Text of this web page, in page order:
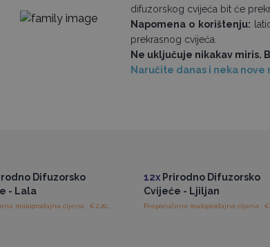
difuzorskog cvijeća bit će
Napomena o korištenju:
prekrasnog cvijeća.
Ne uključuje nikakav miris.
Naručite danas i neka
Difuzorsko
- Lala
Preporučena maloprodajna cijena : €2.20/Difuzor
12x Prirodno Difuzorsko
Cvijeće - Ljiljan